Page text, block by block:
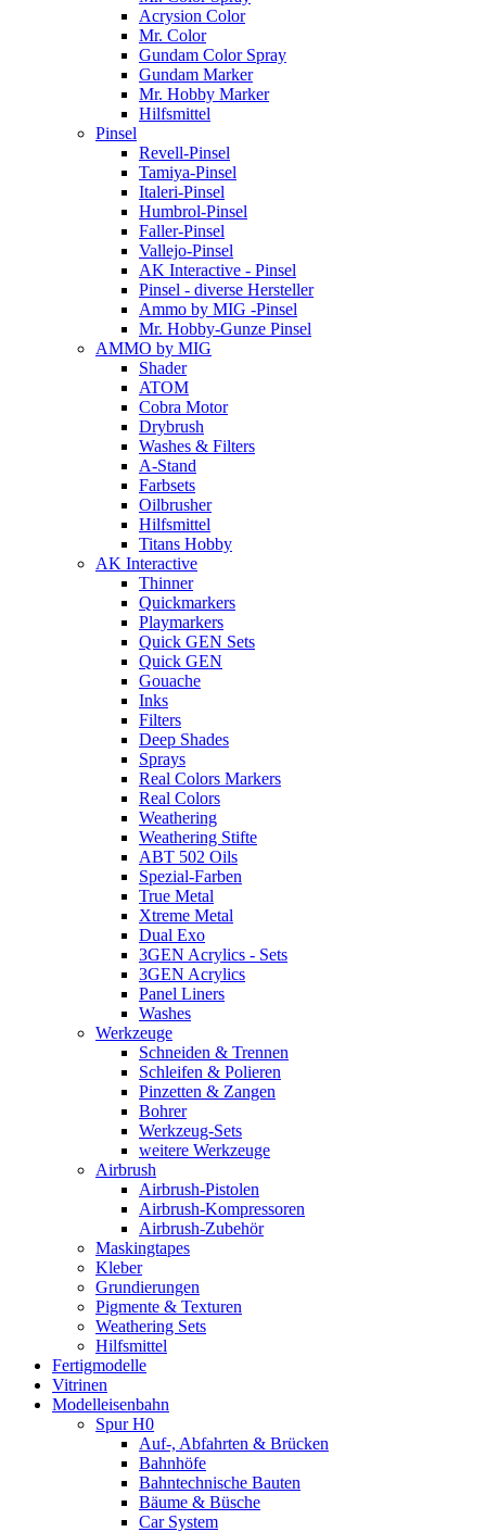
Acrysion Color
Mr. Color
Gundam Color Spray
Gundam Marker
Mr. Hobby Marker
Hilfsmittel
Pinsel
Revell-Pinsel
Tamiya-Pinsel
Italeri-Pinsel
Humbrol-Pinsel
Faller-Pinsel
Vallejo-Pinsel
AK Interactive - Pinsel
Pinsel - diverse Hersteller
Ammo by MIG -Pinsel
Mr. Hobby-Gunze Pinsel
AMMO by MIG
Shader
ATOM
Cobra Motor
Drybrush
Washes & Filters
A-Stand
Farbsets
Oilbrusher
Hilfsmittel
Titans Hobby
AK Interactive
Thinner
Quickmarkers
Playmarkers
Quick GEN Sets
Quick GEN
Gouache
Inks
Filters
Deep Shades
Sprays
Real Colors Markers
Real Colors
Weathering
Weathering Stifte
ABT 502 Oils
Spezial-Farben
True Metal
Xtreme Metal
Dual Exo
3GEN Acrylics - Sets
3GEN Acrylics
Panel Liners
Washes
Werkzeuge
Schneiden & Trennen
Schleifen & Polieren
Pinzetten & Zangen
Bohrer
Werkzeug-Sets
weitere Werkzeuge
Airbrush
Airbrush-Pistolen
Airbrush-Kompressoren
Airbrush-Zubehör
Maskingtapes
Kleber
Grundierungen
Pigmente & Texturen
Weathering Sets
Hilfsmittel
Fertigmodelle
Vitrinen
Modelleisenbahn
Spur H0
Auf-, Abfahrten & Brücken
Bahnhöfe
Bahntechnische Bauten
Bäume & Büsche
Car System